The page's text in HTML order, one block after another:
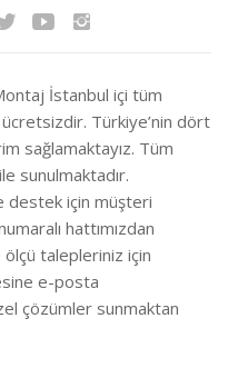
İstanbul içi tüm
Türkiye’nin dört
sağlamaktayız. Tüm
sunulmaktadır.
destek için müşteri
hattımızdan
talepleriniz için
e-posta
çözümler sunmaktan